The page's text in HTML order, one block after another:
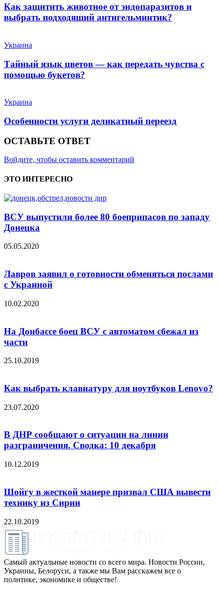
Как защитить животное от эндопаразитов и
выбрать подходящий антигельминтик?
Украина
Тайный язык цветов — как передать чувства с
помощью букетов?
Украина
Особенности услуги деликатный переезд
ОСТАВЬТЕ ОТВЕТ
Войдите, чтобы оставить комментарий
ЭТО ИНТЕРЕСНО
ВСУ выпустили более 80 боеприпасов по западу
Донецка
05.05.2020
Лавров заявил о готовности обменяться послами
с Украиной
10.02.2020
На Донбассе боец ВСУ с автоматом сбежал из
части
25.10.2019
Как выбрать клавиатуру для ноутбуков Lenovo?
23.07.2020
В ДНР сообщают о ситуации на линии
разграничения. Сводка: 10 декабря
10.12.2019
Шойгу в жесткой манере призвал США вывести
технику из Сирии
22.10.2019
Самый актуальные новости со всего мира. Новости России,
Украины, Белоруси, а также мы Вам расскажем все о
политике, экономике и обществе!